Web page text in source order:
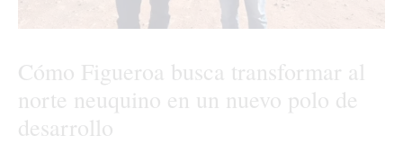
Cómo Figueroa busca transformar al
norte neuquino en un nuevo polo de
desarrollo